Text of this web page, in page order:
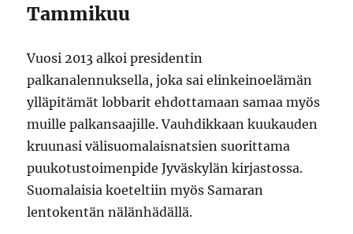
Tammikuu
Vuosi 2013 alkoi presidentin
palkanalennuksella, joka sai elinkeinoelämän
ylläpitämät lobbarit ehdottamaan samaa myös
muille palkansaajille. Vauhdikkaan kuukauden
kruunasi välisuomalaisnatsien suorittama
puukotustoimenpide Jyväskylän kirjastossa.
Suomalaisia koeteltiin myös Samaran
lentokentän nälänhädällä.